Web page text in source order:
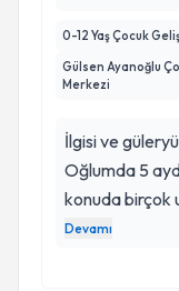
0-12 Yaş Çocuk
Gülsen Ayanoğlu
Merkezi
İlgisi ve
Oğlumda 5
konuda birçok
çözemedik,
Gülsen
Devamı